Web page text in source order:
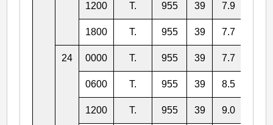
1200 T. 955 39 7.9
1800 T. 955 39 7.7
24 0000 T. 955 39 7.7
0600 T. 955 39 8.5
1200 T. 955 39 9.0